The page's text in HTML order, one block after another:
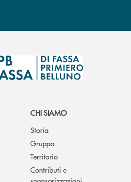
CHI SIAMO
Storia
Gruppo
Territorio
Contributi e